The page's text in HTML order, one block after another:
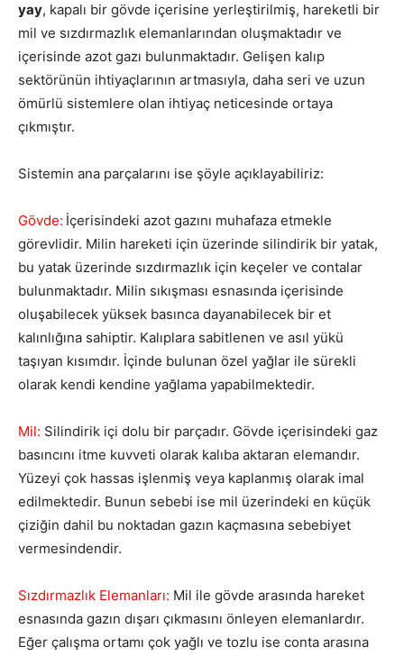
yay, kapalı bir gövde içerisine yerleştirilmiş, hareketli bir
mil ve sızdırmazlık elemanlarından oluşmaktadır ve
içerisinde azot gazı bulunmaktadır. Gelişen kalıp
sektörünün ihtiyaçlarının artmasıyla, daha seri ve uzun
ömürlü sistemlere olan ihtiyaç neticesinde ortaya
çıkmıştır.
Sistemin ana parçalarını ise şöyle açıklayabiliriz:
Gövde: İçerisindeki azot gazını muhafaza etmekle
görevlidir. Milin hareketi için üzerinde silindirik bir yatak,
bu yatak üzerinde sızdırmazlık için keçeler ve contalar
bulunmaktadır. Milin sıkışması esnasında içerisinde
oluşabilecek yüksek basınca dayanabilecek bir et
kalınlığına sahiptir. Kalıplara sabitlenen ve asıl yükü
taşıyan kısımdır. İçinde bulunan özel yağlar ile sürekli
olarak kendi kendine yağlama yapabilmektedir.
Mil: Silindirik içi dolu bir parçadır. Gövde içerisindeki gaz
basıncını itme kuvveti olarak kalıba aktaran elemandır.
Yüzeyi çok hassas işlenmiş veya kaplanmış olarak imal
edilmektedir. Bunun sebebi ise mil üzerindeki en küçük
çiziğin dahil bu noktadan gazın kaçmasına sebebiyet
vermesindendir.
Sızdırmazlık Elemanları: Mil ile gövde arasında hareket
esnasında gazın dışarı çıkmasını önleyen elemanlardır.
Eğer çalışma ortamı çok yağlı ve tozlu ise conta arasına